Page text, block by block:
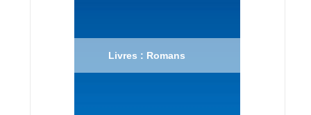
Livres : Romans